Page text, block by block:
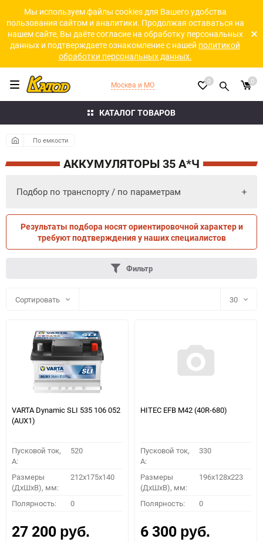
Мы используем файлы cookies для Вашего удобства
пользования сайтом и аналитики. Продолжая оставаться на
нашем сайте, Вы даёте согласие на обработку персональных
данных и подтверждаете ознакомление с нашей политикой
обработки персональных данных.
КАТАЛОГ ТОВАРОВ
Москва и МО 0 0
По емкости
АККУМУЛЯТОРЫ 35 А*Ч
Подбор по транспорту / по параметрам
ПО ТРАНСПОРТУ ПО ПАРАМЕТРАМ
ПОДОБРАТЬ
Как определить полярность?
Результаты подбора носят ориентировочной характер и
требуют подтверждения у наших специалистов
Фильтр
Сортировать 30
VARTA Dynamic SLI 535 106 052
(AUX1)
Пусковой ток,
A:
520
Размеры
(ДхШхВ), мм:
212x175x140
Полярность: 0
27 200 руб.
HITEC EFB M42 (40R-680)
Пусковой ток,
A:
330
Размеры
(ДхШхВ), мм:
196х128х223
Полярность: 0
6 300 руб.